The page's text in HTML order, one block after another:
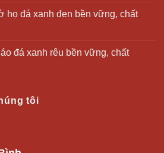
họ đá xanh đen bền vững, chất
đá xanh rêu bền vững, chất
tôi